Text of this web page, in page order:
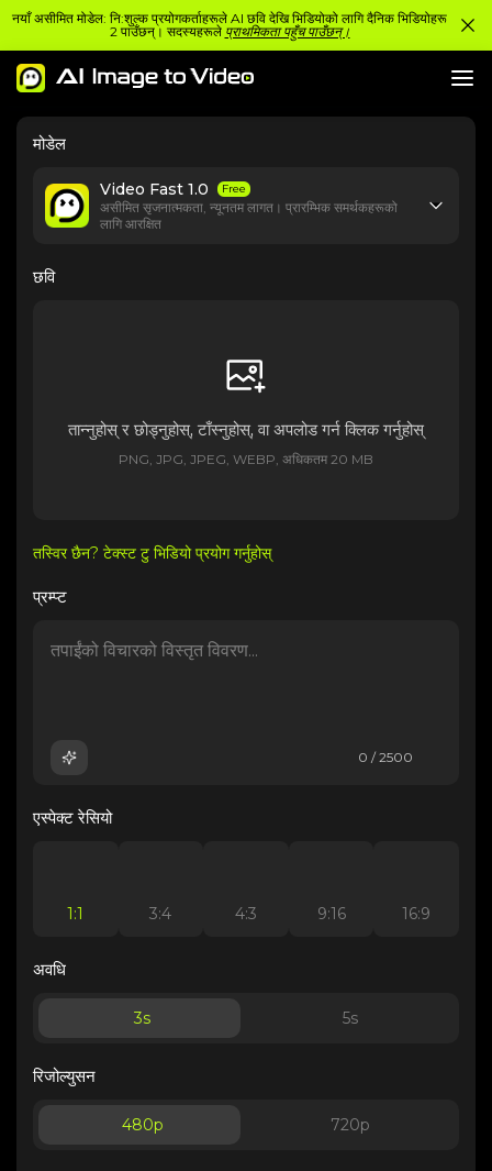
नयाँ असीमित मोडेल: नि:शुल्क प्रयोगकर्ताहरूले AI छवि देखि भिडियोको लागि दैनिक भिडियोहरू
2 पाउँछन्। सदस्यहरूले प्राथमिकता पहुँच पाउँछन्।
मोडेल
Video Fast 1.0 Free
असीमित सृजनात्मकता, न्यूनतम लागत। प्रारम्भिक समर्थकहरूको
लागि आरक्षित
छवि
तान्नुहोस् र छोड्नुहोस्, टाँस्नुहोस्, वा अपलोड गर्न क्लिक गर्नुहोस्
PNG, JPG, JPEG, WEBP, अधिकतम 20 MB
तस्विर छैन? टेक्स्ट टु भिडियो प्रयोग गर्नुहोस्
प्रम्प्ट
0 / 2500
एस्पेक्ट रेसियो
1:1 3:4 4:3 9:16 16:9
अवधि
3s 5s
रिजोल्युसन
480p 720p